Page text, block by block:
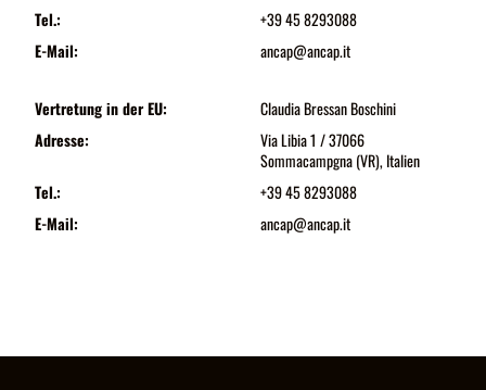
Tel.:
+39 45 8293088
E-Mail:
ancap@ancap.it
Vertretung in der EU:
Claudia Bressan Boschini
Adresse:
Via Libia 1 / 37066
Sommacampgna (VR), Italien
Tel.:
+39 45 8293088
E-Mail:
ancap@ancap.it